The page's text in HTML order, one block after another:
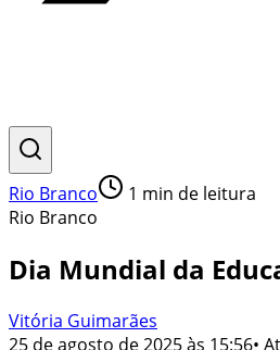
Rio Branco 1 min de leitura
Rio Branco
Dia Mundial da
Vitória Guimarães
25 de agosto de 2025 às 15:56•